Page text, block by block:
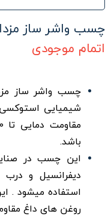
چسب واشر ساز مزدا
اتمام موجودی
چسب واشر ساز
شیمیایی
باشد.
این چسب در
دیفرانسیل و
استفاده میشود .
روغن های داغ